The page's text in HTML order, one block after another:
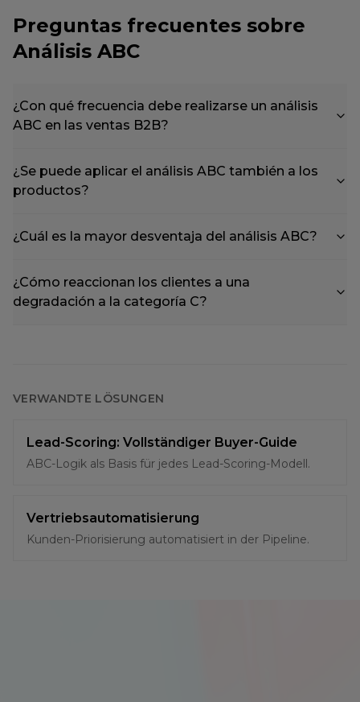
Preguntas frecuentes sobre
Análisis ABC
¿Con qué frecuencia debe realizarse un análisis
ABC en las ventas B2B?
¿Se puede aplicar el análisis ABC también a los
productos?
¿Cuál es la mayor desventaja del análisis ABC?
¿Cómo reaccionan los clientes a una
degradación a la categoría C?
VERWANDTE LÖSUNGEN
Lead-Scoring: Vollständiger Buyer-Guide
ABC-Logik als Basis für jedes Lead-Scoring-Modell.
Vertriebsautomatisierung
Kunden-Priorisierung automatisiert in der Pipeline.